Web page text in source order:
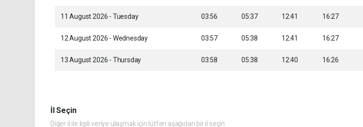
11 August 2026 - Tuesday 03:56 05:37 12:41 16:27
12 August 2026 - Wednesday 03:57 05:38 12:41 16:27
13 August 2026 - Thursday 03:58 05:38 12:40 16:26
İl Seçin
Diğer il ile ilgili veriye ulaşmak için lütfen aşağıdan bir il seçin